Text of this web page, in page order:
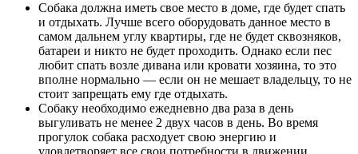
Собака должна иметь свое место в доме, где будет спать
и отдыхать. Лучше всего оборудовать данное место в
самом дальнем углу квартиры, где не будет сквозняков,
батареи и никто не будет проходить. Однако если пес
любит спать возле дивана или кровати хозяина, то это
вполне нормально — если он не мешает владельцу, то не
стоит запрещать ему где отдыхать.
Собаку необходимо ежедневно два раза в день
выгуливать не менее 2 двух часов в день. Во время
прогулок собака расходует свою энергию и